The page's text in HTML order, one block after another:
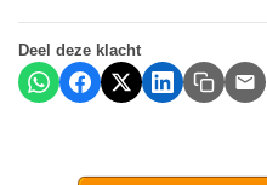
Deel deze klacht